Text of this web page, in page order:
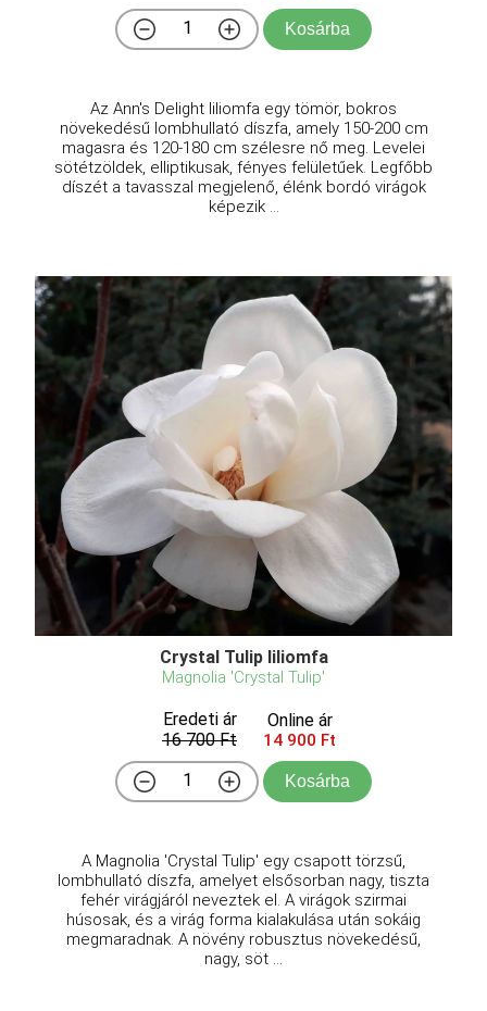
Kosárba
Az Ann's Delight liliomfa egy tömör, bokros
növekedésű lombhullató díszfa, amely 150-200 cm
magasra és 120-180 cm szélesre nő meg. Levelei
sötétzöldek, elliptikusak, fényes felületűek. Legfőbb
díszét a tavasszal megjelenő, élénk bordó virágok
képezik ...
Crystal Tulip liliomfa
Magnolia 'Crystal Tulip'
Eredeti ár
16 700 Ft
Online ár
14 900 Ft
Kosárba
A Magnolia 'Crystal Tulip' egy csapott törzsű,
lombhullató díszfa, amelyet elsősorban nagy, tiszta
fehér virágjáról neveztek el. A virágok szirmai
húsosak, és a virág forma kialakulása után sokáig
megmaradnak. A növény robusztus növekedésű,
nagy, söt ...